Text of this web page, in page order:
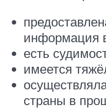
информация
есть
имеется
страны в